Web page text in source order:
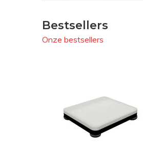
Bestsellers
Onze bestsellers